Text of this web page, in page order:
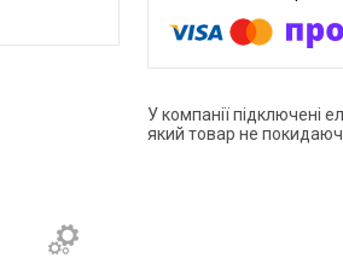
У компанії підключені
який товар не